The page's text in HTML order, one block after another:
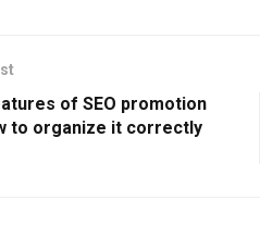
of SEO promotion
to organize it correctly